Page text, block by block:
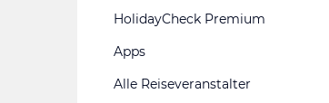
HolidayCheck Premium
Apps
Alle Reiseveranstalter